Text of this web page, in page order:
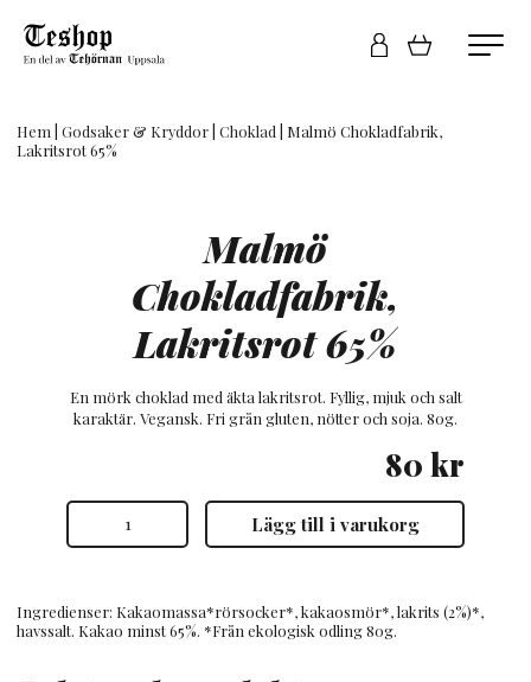
Hem Godsaker & Kryddor Choklad | Malmö Chokladfabrik,
Lakritsrot 65%
Malmö
Chokladfabrik,
Lakritsrot 65%
En mörk choklad med äkta lakritsrot. Fyllig, mjuk och salt
karaktär. Vegansk. Fri grån gluten, nötter och soja. 80g.
80 kr
Malmö
Chokladfabrik,
Lakritsrot
Lägg till i varukorg
Ingredienser: Kakaomassa*rörsocker*, kakaosmör*, lakrits (2%)*,
havssalt. Kakao minst 65%. *Från ekologisk odling 80g.